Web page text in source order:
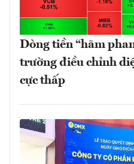
Dòng tiền “hãm
trường điều chỉnh
cực thấp